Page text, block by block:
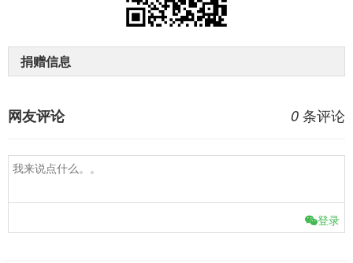
捐赠信息
0 条评论
网友评论
登录